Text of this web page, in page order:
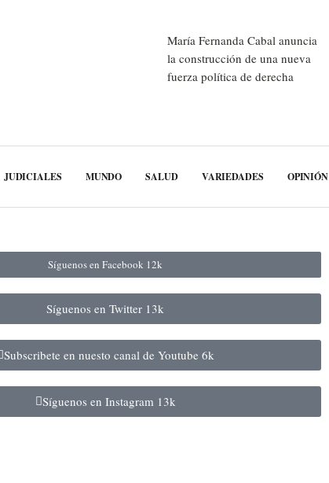
María Fernanda Cabal anuncia
la construcción de una nueva
fuerza política de derecha
JUDICIALES MUNDO SALUD VARIEDADES OPINIÓN
Síguenos en Facebook 12k
Síguenos en Twitter 13k
Subscribete en nuesto canal de Youtube 6k
Síguenos en Instagram 13k